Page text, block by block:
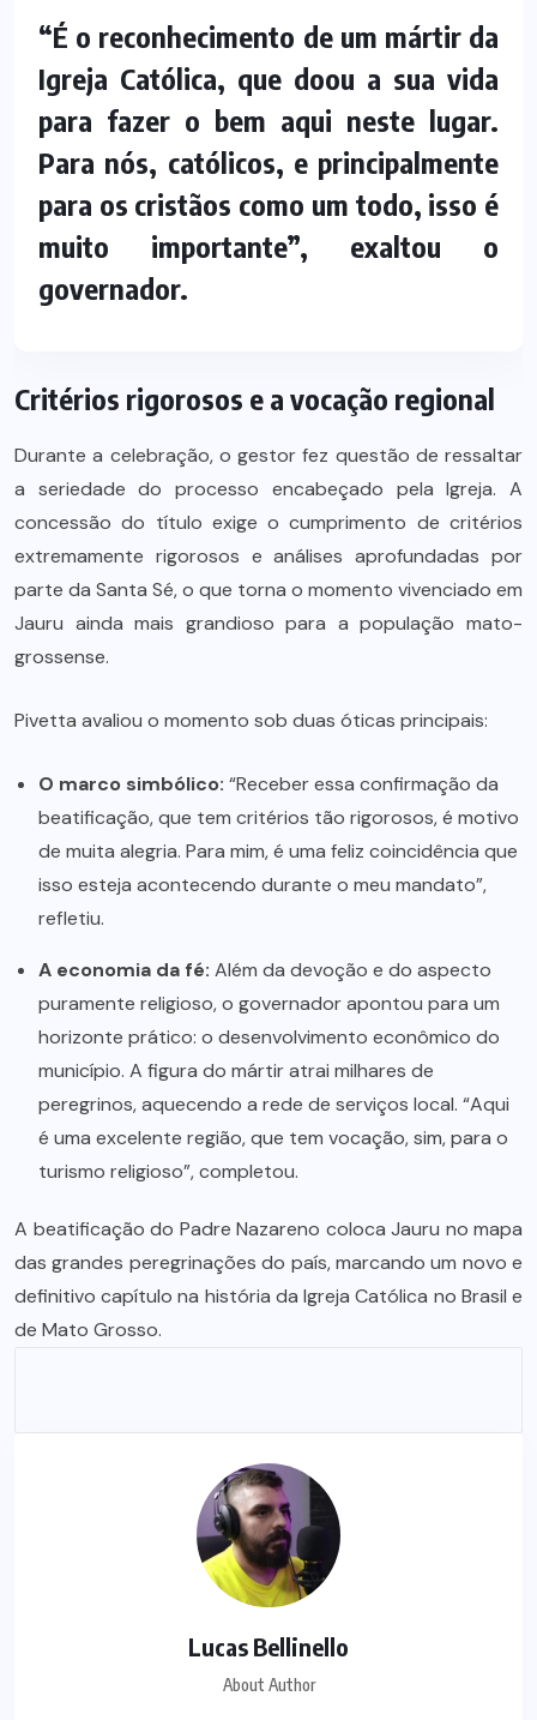
“É o reconhecimento de um mártir da
Igreja Católica, que doou a sua vida
para fazer o bem aqui neste lugar.
Para nós, católicos, e principalmente
para os cristãos como um todo, isso é
muito importante”, exaltou o
governador.
Critérios rigorosos e a vocação regional
Durante a celebração, o gestor fez questão de ressaltar
a seriedade do processo encabeçado pela Igreja. A
concessão do título exige o cumprimento de critérios
extremamente rigorosos e análises aprofundadas por
parte da Santa Sé, o que torna o momento vivenciado em
Jauru ainda mais grandioso para a população mato-
grossense.
Pivetta avaliou o momento sob duas óticas principais:
O marco simbólico: “Receber essa confirmação da
beatificação, que tem critérios tão rigorosos, é motivo
de muita alegria. Para mim, é uma feliz coincidência que
isso esteja acontecendo durante o meu mandato”,
refletiu.
A economia da fé: Além da devoção e do aspecto
puramente religioso, o governador apontou para um
horizonte prático: o desenvolvimento econômico do
município. A figura do mártir atrai milhares de
peregrinos, aquecendo a rede de serviços local. “Aqui
é uma excelente região, que tem vocação, sim, para o
turismo religioso”, completou.
A beatificação do Padre Nazareno coloca Jauru no mapa
das grandes peregrinações do país, marcando um novo e
definitivo capítulo na história da Igreja Católica no Brasil e
de Mato Grosso.
Lucas Bellinello
About Author